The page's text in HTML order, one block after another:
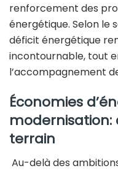
renforcement des
énergétique. Selon le
déficit énergétique
incontournable, tout
l’accompagnement
Économies
modernisation:
terrain
Au-delà des